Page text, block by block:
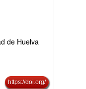
de Huelva
https://doi.org/